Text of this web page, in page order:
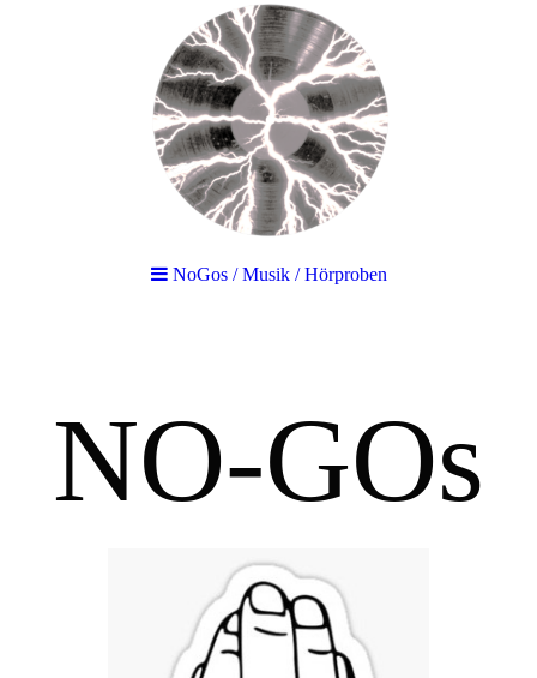
NoGos / Musik / Hörproben
NO-GOs